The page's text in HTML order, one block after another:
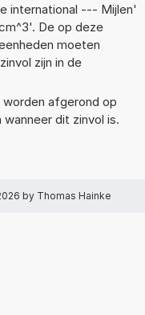
international --- Mijlen'
De op deze
moeten
zijn in de
worden afgerond op
dit zinvol is.
by Thomas Hainke